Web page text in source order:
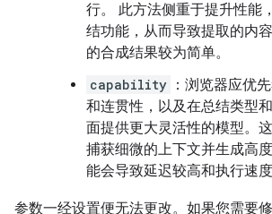
行。 此方法侧重于提升性能
结功能，从而导致提取的内
的合成结果较为简单。
capability ：浏览器应优
和连贯性，以及在总结类型
面提供更大灵活性的模型。
捕获细微的上下文并生成高
能会导致延迟较高和执行速度
参数一经设置便无法更改。如果您需要